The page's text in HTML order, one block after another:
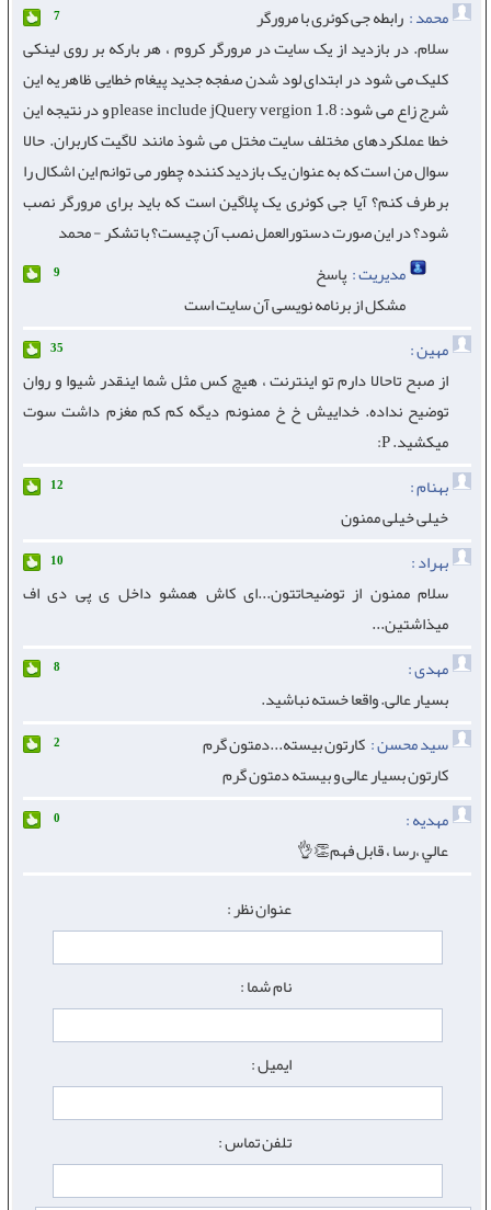
محمد : رابطه جی کوئری با مرورگر 7
سلام. در بازدید از یک سایت در مرورگر کروم ، هر بارکه بر روی لینکی
کلیک می شود در ابتدای لود شدن صفجه جدید پیغام خطایی ظاهر یه این
شرج زاع می شود: please include jQuery vergion 1.8 و در نتیجه این
خطا عملکردهای مختلف سایت مختل می شوذ مانند لاگیت کاربران. حالا
سوال من است که به عنوان یک بازدید کننده چطور می توانم این اشکال را
برطرف کنم؟ آیا جی کوئری یک پلاگین است که باید برای مرورگر نصب
شود؟ در این صورت دستورالعمل نصب آن چیست؟ با تشکر - محمد
مدیریت :پاسخ 9
مشکل از برنامه نویسی آن سایت است
مهین :
35
از صبح تاحالا دارم تو اینترنت ، هیچ کس مثل شما اینقدر شیوا و روان
توضیح نداده. خداییش خ خ ممنونم دیگه کم کم مغزم داشت سوت
میکشید. P:
بهنام :
12
خیلی خیلی ممنون
بهراد :
10
سلام ممنون از توضیحاتتون...ای کاش همشو داخل ی پی دی اف
میذاشتین...
مهدی :
8
بسیار عالی. واقعا خسته نباشید.
سید محسن : کارتون بیسته...دمتون گرم 2
کارتون بسیار عالی و بیسته دمتون گرم
مهديه :
0
عالي ،رسا ، قابل فهم👏👌
عنوان نظر :
نام شما :
ایمیل :
تلفن تماس :